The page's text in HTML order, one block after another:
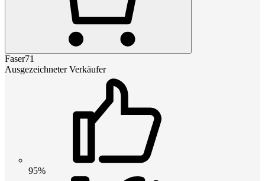
Faser71
Ausgezeichneter Verkäufer
95%